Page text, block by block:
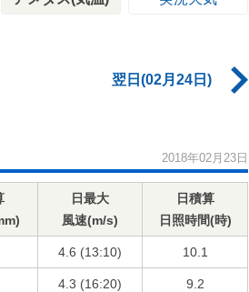
翌日(02月24日)
2018年02月23日
日最大
風速(m/s)
日積算
日照時間(時)
4.6 (13:10) 10.1
4.3 (16:20) 9.2